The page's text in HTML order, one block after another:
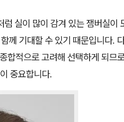
실이 많이 감겨 있는 잼버실이
께 기대할 수 있기 때문입니다.
합적으로 고려해 선택하게 되므
중요합니다.